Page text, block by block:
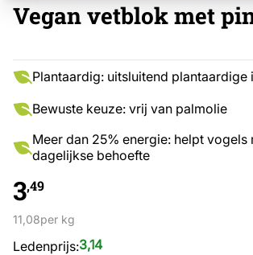
Vegan vetblok met
Plantaardig: uitsluitend plantaardige
Bewuste keuze: vrij van palmolie
Meer dan 25% energie: helpt vogels
dagelijkse behoefte
3,49
11,08per kg
Ledenprijs:3,14